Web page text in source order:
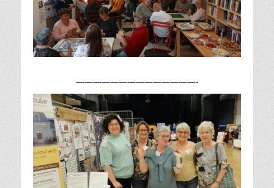
——————————————-